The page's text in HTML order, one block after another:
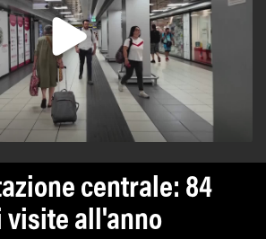
centrale: 84
all'anno